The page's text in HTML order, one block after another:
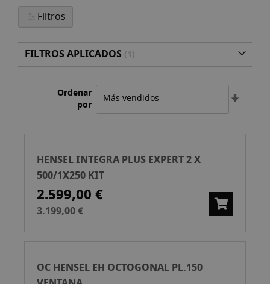
Filtros
FILTROS APLICADOS
Ordenar
por
HENSEL INTEGRA PLUS EXPERT 2 X
500/1X250 KIT
2.599,00 €
3.199,00 €
OC HENSEL EH OCTOGONAL PL.150